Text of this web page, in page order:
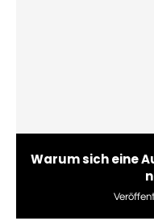
Warum sich eine